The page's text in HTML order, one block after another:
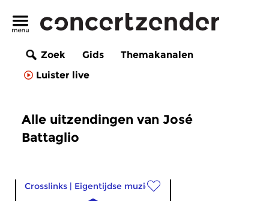
Zoek Gids
Themakanalen
Luister live
Alle uitzendingen van José
Battaglio
Crosslinks | Eigentijdse muziek